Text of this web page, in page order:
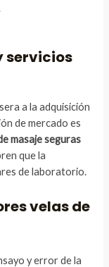
servicios
a la adquisición
de mercado es
masaje seguras
que la
de laboratorio.
velas de
y error de la